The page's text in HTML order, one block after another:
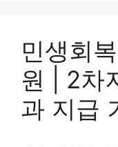
민생회
원 | 2차
과 지급